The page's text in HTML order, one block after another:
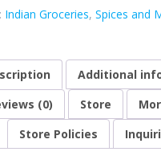
quantity
Indian Groceries, Spices and
Additional
(0)
Store
Store Policies